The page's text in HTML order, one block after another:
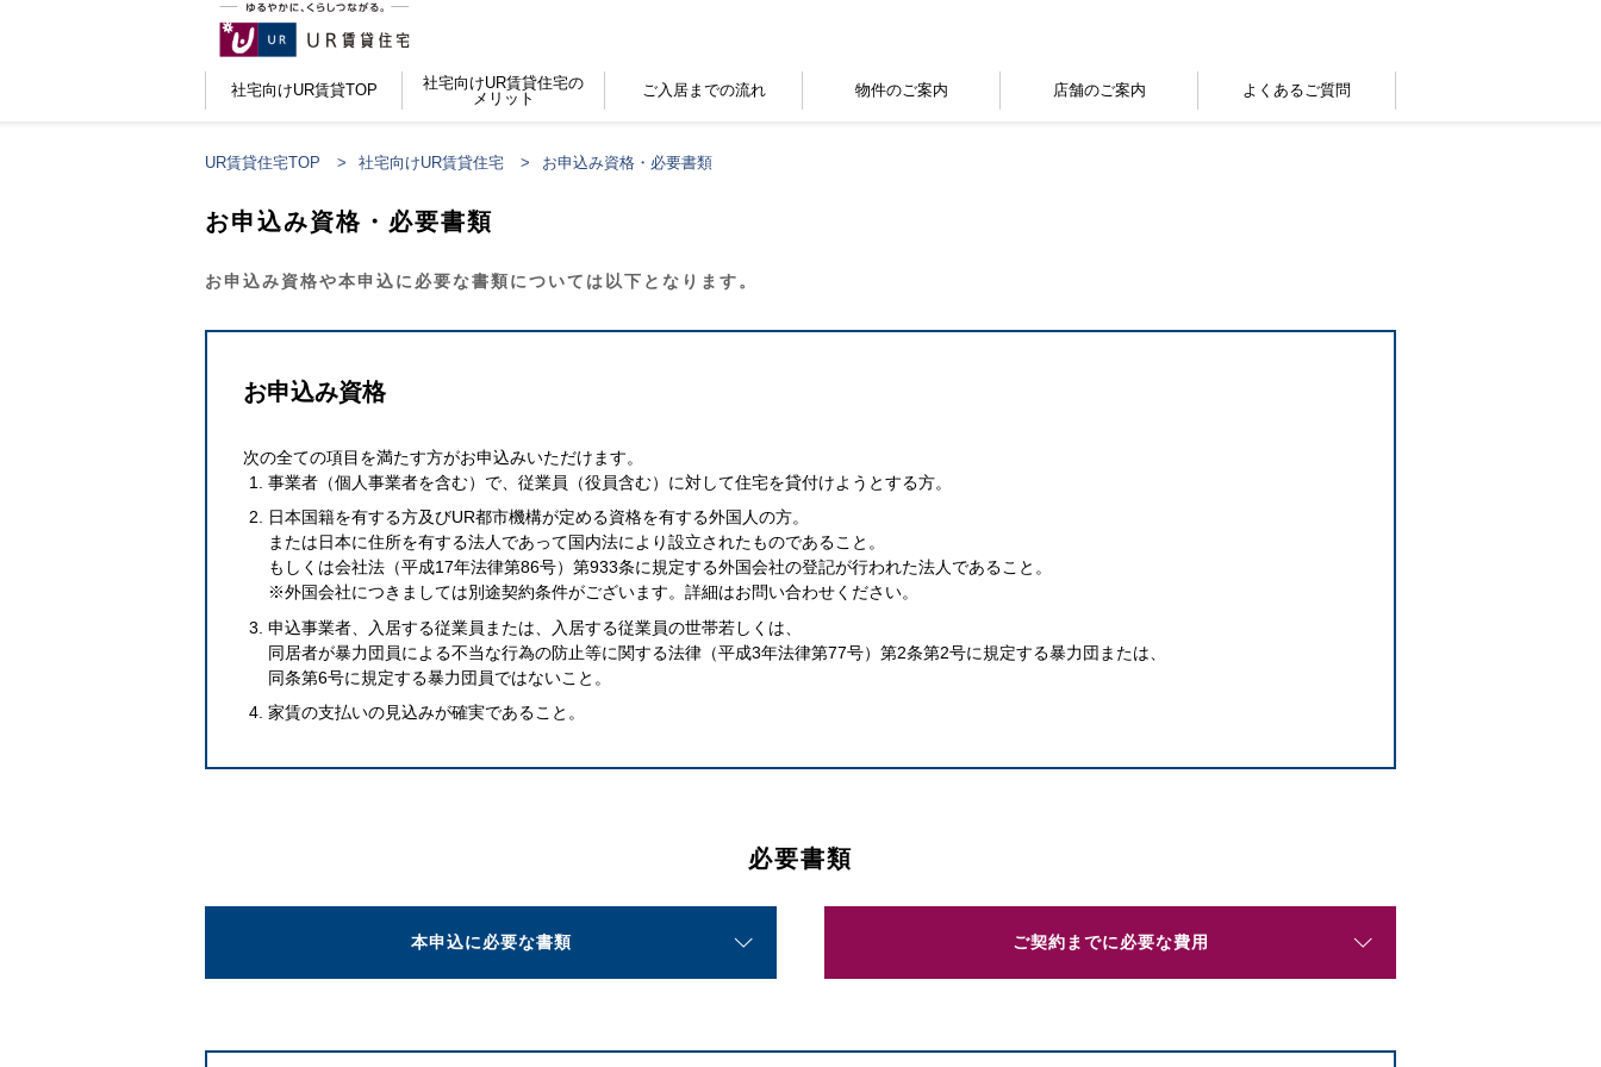
社宅向けUR賃貸TOP
社宅向けUR賃貸住宅の
メリット
ご入居までの流れ 物件のご案内 店舗のご案内 よくあるご質問
UR賃貸住宅TOP 社宅向けUR賃貸住宅 お申込み資格・必要書類
お申込み資格・必要書類
お申込み資格や本申込に必要な書類については以下となります。
お申込み資格
次の全ての項目を満たす方がお申込みいただけます。
事業者（個人事業者を含む）で、従業員（役員含む）に対して住宅を貸付けようとする方。
日本国籍を有する方及びUR都市機構が定める資格を有する外国人の方。
または日本に住所を有する法人であって国内法により設立されたものであること。
もしくは会社法（平成17年法律第86号）第933条に規定する外国会社の登記が行われた法人であること。
※外国会社につきましては別途契約条件がございます。詳細はお問い合わせください。
申込事業者、入居する従業員または、入居する従業員の世帯若しくは、
同居者が暴力団員による不当な行為の防止等に関する法律（平成3年法律第77号）第2条第2号に規定する暴力団または、
同条第6号に規定する暴力団員ではないこと。
家賃の支払いの見込みが確実であること。
必要書類
本申込に必要な書類 ご契約までに必要な費用